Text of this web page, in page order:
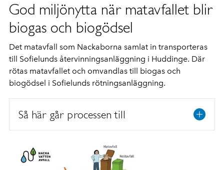
God miljönytta när matavfallet blir
biogas och biogödsel
Det matavfall som Nackaborna samlat in transporteras
till Sofielunds återvinningsanläggning i Huddinge. Där
rötas matavfallet och omvandlas till biogas och
biogödsel i Sofielunds rötningsanläggning.
Så här går processen till